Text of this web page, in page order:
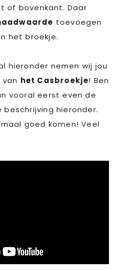
of bovenkant. Daar
toevoegen
het broekje.
hieronder nemen wij jou
het Casbroekje! Ben
vooral eerst even de
hieronder.
goed komen! Veel